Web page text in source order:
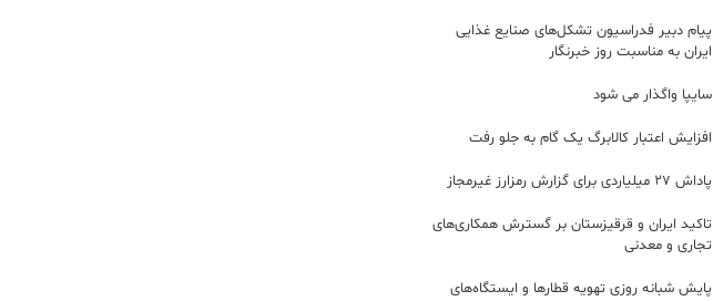
پیام دبیر فدراسیون تشکل‌های صنایع غذایی
ایران به مناسبت روز خبرنگار
سایپا واگذار می شود
افزایش اعتبار کالابرگ یک گام به جلو رفت
پاداش ۲۷ میلیاردی برای گزارش رمزارز غیرمجاز
تاکید ایران و قرقیزستان بر گسترش همکاری‌های
تجاری و معدنی
پایش شبانه روزی تهویه قطار‌ها و ایستگاه‌های